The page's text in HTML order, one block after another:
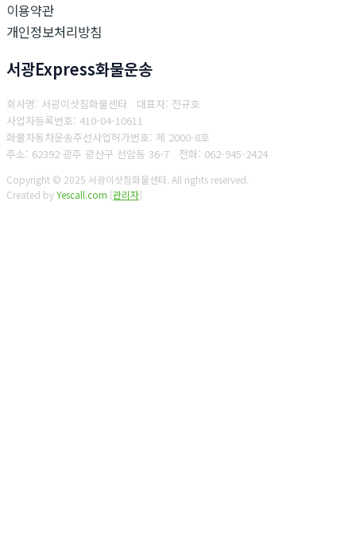
이용약관
개인정보처리방침
서광Express화물운송
회사명: 서광이삿짐화물센타 대표자: 전규호
사업자등록번호: 410-04-10611
화물자동차운송주선사업허가번호: 제 2000-8호
주소: 62392 광주 광산구 선암동 36-7 전화: 062-945-2424
Copyright © 2025 서광이삿짐화물센타. All rights reserved.
Created byYescall.com [관리자]